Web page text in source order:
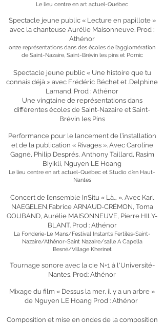
Le lieu centre en art actuel-Québec
Spectacle jeune public « Lecture en papillote »
avec la chanteuse Aurélie Maisonneuve. Prod :
Athénor
onze représentations dans des écoles de l’agglomération
de Saint-Nazaire, Saint-Brévin les pins et Pornic
Spectacle jeune public « Une histoire que tu
connais déjà » avec Frédéric Béchet et .Delphine
Lamand. Prod : Athénor
Une vingtaine de représentations dans
différentes écoles de Saint-Nazaire et Saint-
Brévin les Pins
Performance pour le lancement de l’installation
et de la publication « Rivages ». Avec Caroline
Gagné, Philip Després, Anthony Taillard, Rasim
Biyikli, Nguyen LE Hoang
Le lieu centre en art actuel-Québec et Studio d’en Haut-
Nantes
Concert de l’ensemble InSitu « Là… ». Avec Karl
NAEGELEN,Fabrice ARNAUD-CRÉMON, Toma
GOUBAND, Aurélie MAISONNEUVE, Pierre HILY-
BLANT. Prod : Athénor
La Fonderie-Le Mans/Festival Instants Fertiles-Saint-
Nazaire/Athénor-Saint Nazaire/salle A Capella
Besné/Village Kherinet
Tournage sonore avec la cie N+1 à l'Université-
Nantes. Prod: Athénor
Mixage du film « Dessus la mer, il y a un arbre »
de Nguyen LE Hoang Prod : Athénor
Composition et mise en ondes de la composition